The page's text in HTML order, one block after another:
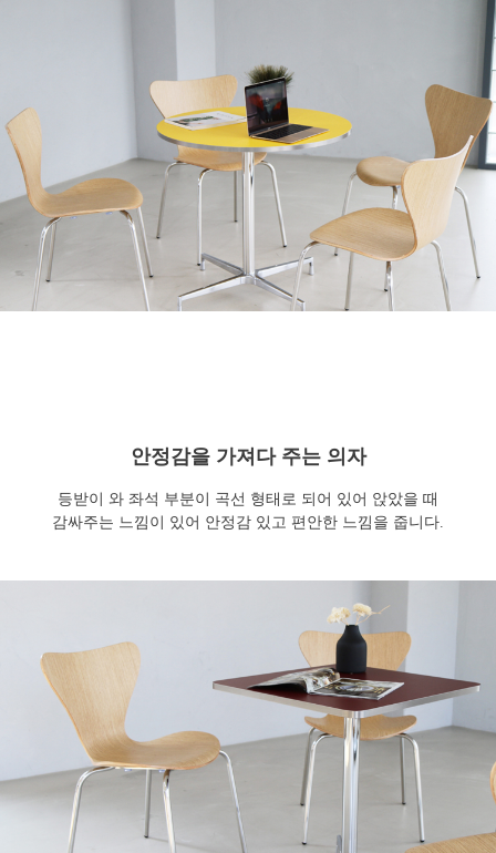
안정감을 가져다 주는 의자
등받이 와 좌석 부분이 곡선 형태로 되어 있어 앉았을 때
감싸주는 느낌이 있어 안정감 있고 편안한 느낌을 줍니다.